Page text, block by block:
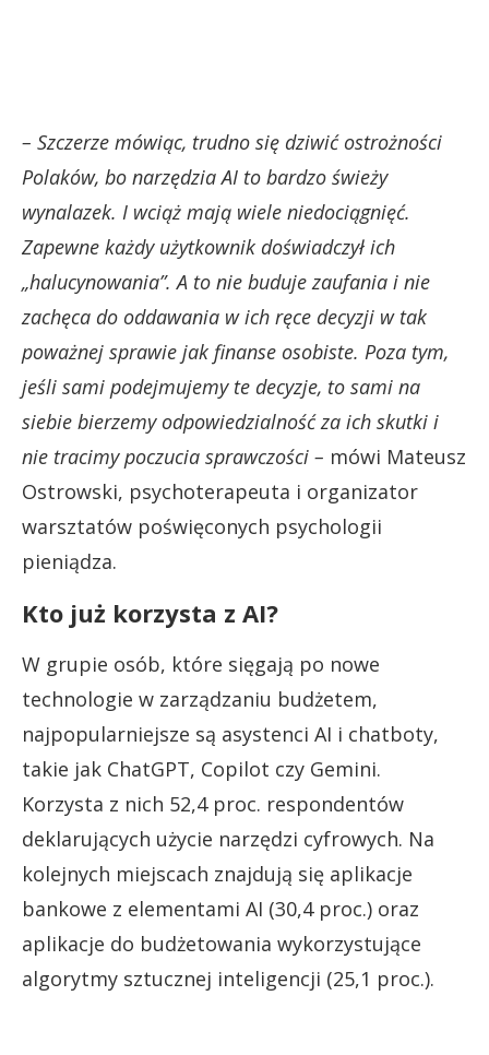
– Szczerze mówiąc, trudno się dziwić ostrożności
Polaków, bo narzędzia AI to bardzo świeży
wynalazek. I wciąż mają wiele niedociągnięć.
Zapewne każdy użytkownik doświadczył ich
„halucynowania”. A to nie buduje zaufania i nie
zachęca do oddawania w ich ręce decyzji w tak
poważnej sprawie jak finanse osobiste. Poza tym,
jeśli sami podejmujemy te decyzje, to sami na
siebie bierzemy odpowiedzialność za ich skutki i
nie tracimy poczucia sprawczości – mówi Mateusz
Ostrowski, psychoterapeuta i organizator
warsztatów poświęconych psychologii
pieniądza.
Kto już korzysta z AI?
W grupie osób, które sięgają po nowe
technologie w zarządzaniu budżetem,
najpopularniejsze są asystenci AI i chatboty,
takie jak ChatGPT, Copilot czy Gemini.
Korzysta z nich 52,4 proc. respondentów
deklarujących użycie narzędzi cyfrowych. Na
kolejnych miejscach znajdują się aplikacje
bankowe z elementami AI (30,4 proc.) oraz
aplikacje do budżetowania wykorzystujące
algorytmy sztucznej inteligencji (25,1 proc.).